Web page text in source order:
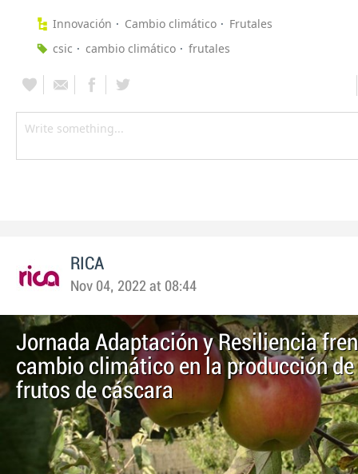
Innovación Cambio climático
Frutales
csic
cambio climático frutales
RICA
Nov 04, 2022 at 08:44
Jornada Adaptación y Resiliencia
cambio climático en la producción
frutos de cáscara